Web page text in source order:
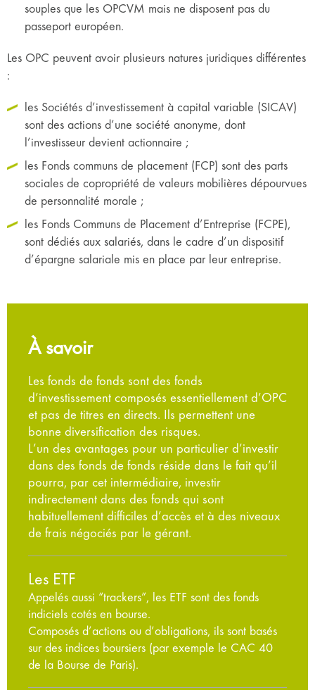
souples que les OPCVM mais ne disposent pas du
passeport européen.
Les OPC peuvent avoir plusieurs natures juridiques différentes
:
les Sociétés d’investissement à capital variable (SICAV)
sont des actions d’une société anonyme, dont
l’investisseur devient actionnaire ;
les Fonds communs de placement (FCP) sont des parts
sociales de copropriété de valeurs mobilières dépourvues
de personnalité morale ;
les Fonds Communs de Placement d’Entreprise (FCPE),
sont dédiés aux salariés, dans le cadre d’un dispositif
d’épargne salariale mis en place par leur entreprise.
À savoir
Les fonds de fonds sont des fonds
d’investissement composés essentiellement d’OPC
et pas de titres en directs. Ils permettent une
bonne diversification des risques.
L’un des avantages pour un particulier d’investir
dans des fonds de fonds réside dans le fait qu’il
pourra, par cet intermédiaire, investir
indirectement dans des fonds qui sont
habituellement difficiles d’accès et à des niveaux
de frais négociés par le gérant.
Les ETF
Appelés aussi “trackers”, les ETF sont des fonds
indiciels cotés en bourse.
Composés d’actions ou d’obligations, ils sont basés
sur des indices boursiers (par exemple le CAC 40
de la Bourse de Paris).